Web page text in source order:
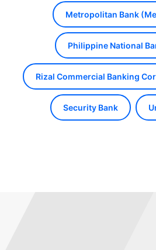
Metropolitan Bank
Philippine National
Rizal Commercial Banking
Security Bank